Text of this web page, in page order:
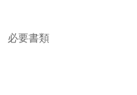
必要書類